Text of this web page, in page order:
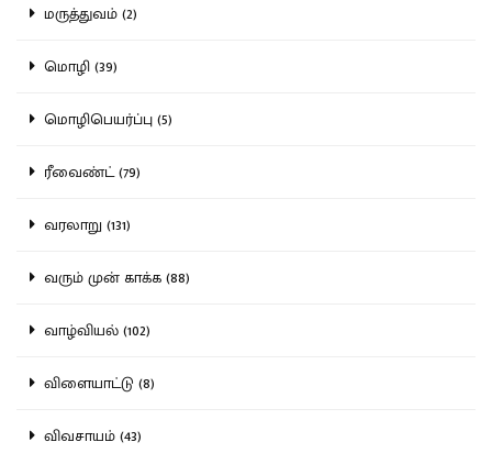
மருத்துவம் (2)
மொழி (39)
மொழிபெயர்ப்பு (5)
ரீவைண்ட் (79)
வரலாறு (131)
வரும் முன் காக்க (88)
வாழ்வியல் (102)
விளையாட்டு (8)
விவசாயம் (43)